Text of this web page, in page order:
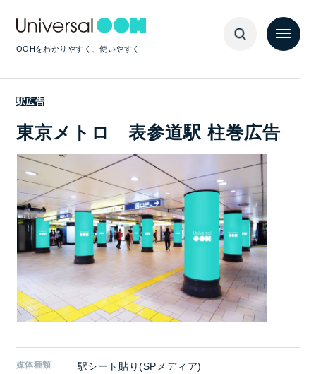
OOHをわかりやすく、使いやすく
駅広告
東京メトロ 表参道駅 柱巻広告
媒体種類 駅シート貼り(SPメディア)